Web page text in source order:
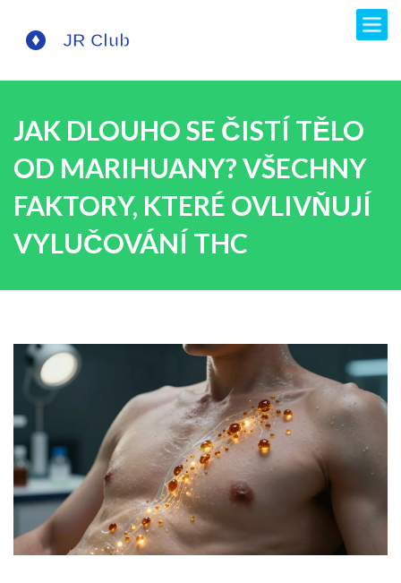
JAK DLOUHO SE ČISTÍ TĚLO
OD MARIHUANY? VŠECHNY
FAKTORY, KTERÉ OVLIVŇUJÍ
VYLUČOVÁNÍ THC